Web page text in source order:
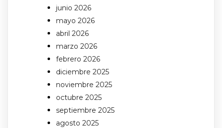
junio 2026
mayo 2026
abril 2026
marzo 2026
febrero 2026
diciembre 2025
noviembre 2025
octubre 2025
septiembre 2025
agosto 2025